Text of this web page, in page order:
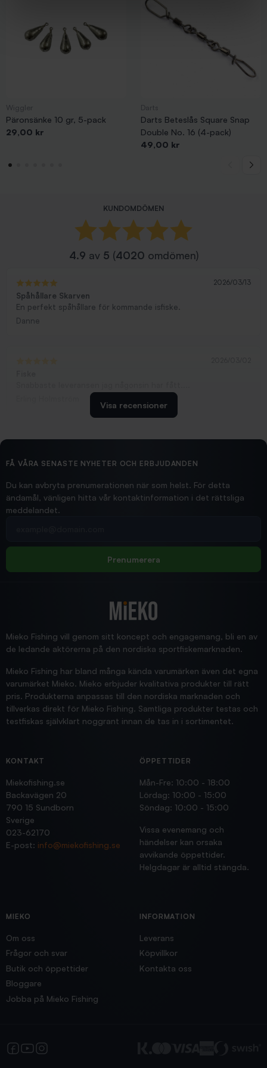
Päronsänke 10 gr, 5-pack
Pris
29,00 kr
Darts Beteslås Square Snap
Double No. 16 (4-pack)
Pris
49,00 kr
KUNDOMDÖMEN
4.9 av 5 (4020 omdömen)
2026/03/13
Spåhållare Skarven
En perfekt spåhållare för kommande isfiske.
Danne
2026/02/19
Hittade exakt vad jag behövde. Snabb och bra...
Jensa
Visa recensioner
FÅ VÅRA SENASTE NYHETER OCH ERBJUDANDEN
Du kan avbryta prenumerationen när som helst. För detta
ändamål, vänligen hitta vår kontaktinformation i det rättsliga
meddelandet.
Prenumerera
Mieko Fishing vill genom sitt koncept och engagemang, bli en av
de ledande aktörerna på den nordiska sportfiskemarknaden.
Mieko Fishing har bland många kända varumärken även det egna
varumärket Mieko. Mieko erbjuder kvalitativa produkter till rätt
pris. Produkterna anpassas till den nordiska marknaden och
tillverkas direkt för Mieko Fishing. Samtliga produkter testas och
testfiskas självklart noggrant innan de tas in i sortimentet.
KONTAKT
Miekofishing.se
Backavägen 20
790 15 Sundborn
Sverige
023-62170
E-post: info@miekofishing.se
ÖPPETTIDER
Mån-Fre: 10:00 - 18:00
Lördag: 10:00 - 15:00
Söndag: 10:00 - 15:00
Vissa evenemang och
händelser kan orsaka
avvikande öppettider.
Helgdagar är alltid stängda.
MIEKO
Om oss
Frågor och svar
Butik och öppettider
Bloggare
Jobba på Mieko Fishing
INFORMATION
Leverans
Köpvillkor
Kontakta oss
Facebook
YouTubeInstagram